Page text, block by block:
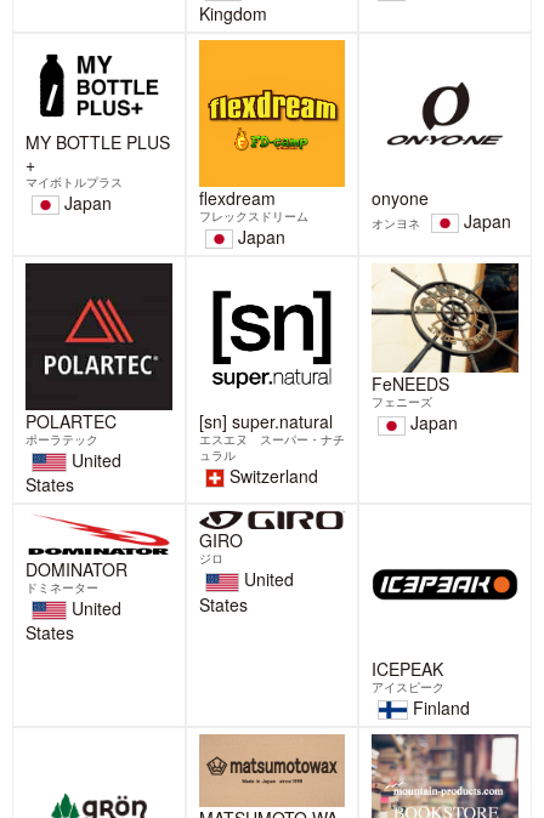
Kingdom
MY BOTTLE PLUS
+
マイボトルプラス
Japan flexdream
フレックスドリーム
Japan
onyone
オンヨネ Japan
POLARTEC
ポーラテック
United
States
[sn] super.natural
エスエヌ スーパー・ナチ
ュラル
Switzerland
FeNEEDS
フェニーズ
Japan
DOMINATOR
ドミネーター
United
States
GIRO
ジロ
United
States
ICEPEAK
アイスピーク
Finland